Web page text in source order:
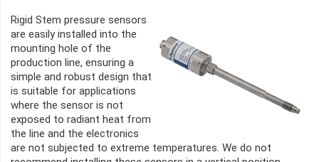
Rigid Stem pressure sensors
are easily installed into the
mounting hole of the
production line, ensuring a
simple and robust design that
is suitable for applications
where the sensor is not
exposed to radiant heat from
the line and the electronics
are not subjected to extreme temperatures. We do not